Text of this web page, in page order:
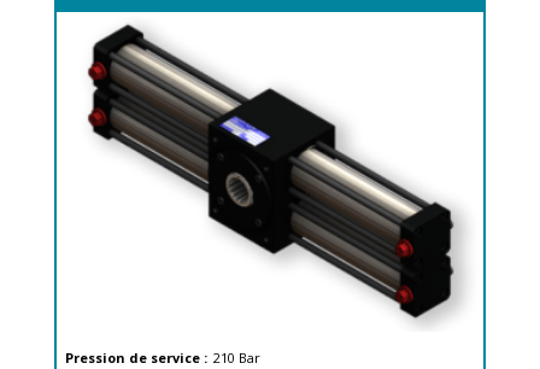
Pression de service : 210 Bar